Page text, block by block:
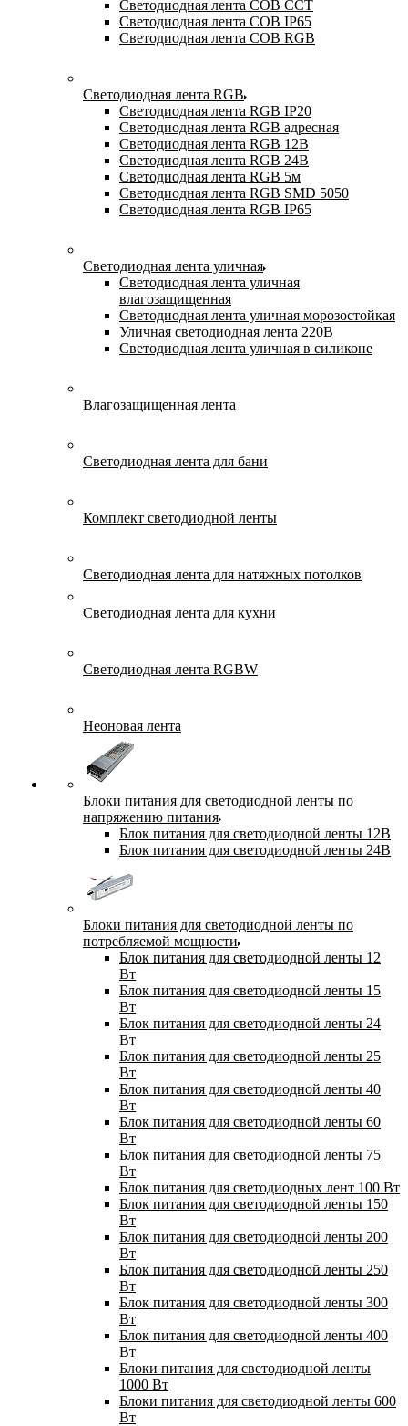
Светодиодная лента COB CCT
Светодиодная лента COB IP65
Светодиодная лента COB RGB
Светодиодная лента RGB
Светодиодная лента RGB IP20
Светодиодная лента RGB адресная
Светодиодная лента RGB 12В
Светодиодная лента RGB 24В
Светодиодная лента RGB 5м
Светодиодная лента RGB SMD 5050
Светодиодная лента RGB IP65
Светодиодная лента уличная
Светодиодная лента уличная
влагозащищенная
Светодиодная лента уличная морозостойкая
Уличная светодиодная лента 220В
Светодиодная лента уличная в силиконе
Влагозащищенная лента
Светодиодная лента для бани
Комплект светодиодной ленты
Светодиодная лента для натяжных потолков
Светодиодная лента для кухни
Светодиодная лента RGBW
Неоновая лента
Блоки питания для светодиодной ленты по
напряжению питания
Блок питания для светодиодной ленты 12В
Блок питания для светодиодной ленты 24В
Блоки питания для светодиодной ленты по
потребляемой мощности
Блок питания для светодиодной ленты 12
Вт
Блок питания для светодиодной ленты 15
Вт
Блок питания для светодиодной ленты 24
Вт
Блок питания для светодиодной ленты 25
Вт
Блок питания для светодиодной ленты 40
Вт
Блок питания для светодиодной ленты 60
Вт
Блок питания для светодиодной ленты 75
Вт
Блок питания для светодиодных лент 100 Вт
Блок питания для светодиодной ленты 150
Вт
Блок питания для светодиодной ленты 200
Вт
Блок питания для светодиодной ленты 250
Вт
Блок питания для светодиодной ленты 300
Вт
Блок питания для светодиодной ленты 400
Вт
Блоки питания для светодиодной ленты
1000 Вт
Блоки питания для светодиодной ленты 600
Вт